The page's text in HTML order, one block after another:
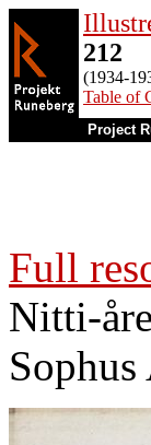
212
(1934-
Table of
Project
Full
Nitti-
Sophus